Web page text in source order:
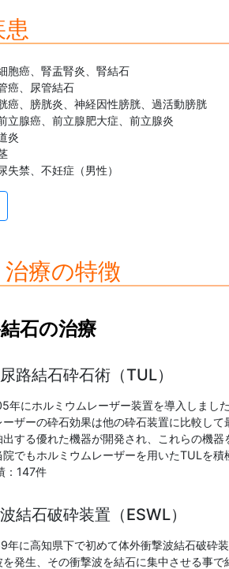
胞癌、腎盂腎炎、腎結石
癌、尿管結石
癌、膀胱炎、神経因性膀胱、過活動膀胱
立腺癌、前立腺肥大症、前立腺炎
炎
失禁、不妊症（男性）
療の特徴
石の治療
路結石砕石術（TUL）
年にホルミウムレーザー装置を導入しました
ーザーの砕石効果は他の砕石装置に比較し
する優れた機器が開発され、これらの機
院でもホルミウムレーザーを用いたTULを積
：147件
結石破砕装置（ESWL）
年に高知県下で初めて体外衝撃波結石破砕装
発生、その衝撃波を結石に集中させる事で